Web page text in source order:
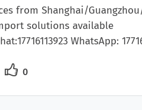
from Shanghai/
solutions available
WhatsApp:
0